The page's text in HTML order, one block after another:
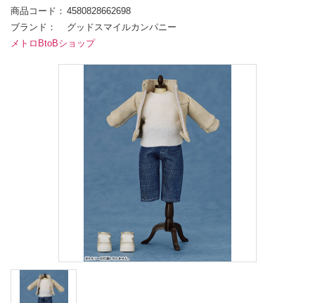
商品コード
4580828662698
ブランド
グッドスマイルカンパニー
メトロBtoBショップ